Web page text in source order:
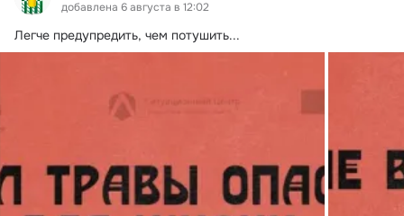
добавлена 6 августа в 12:02
Легче предупредить, чем потушить...